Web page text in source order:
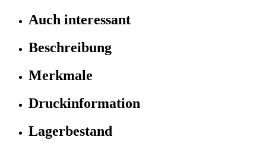
Auch interessant
Beschreibung
Merkmale
Druckinformation
Lagerbestand